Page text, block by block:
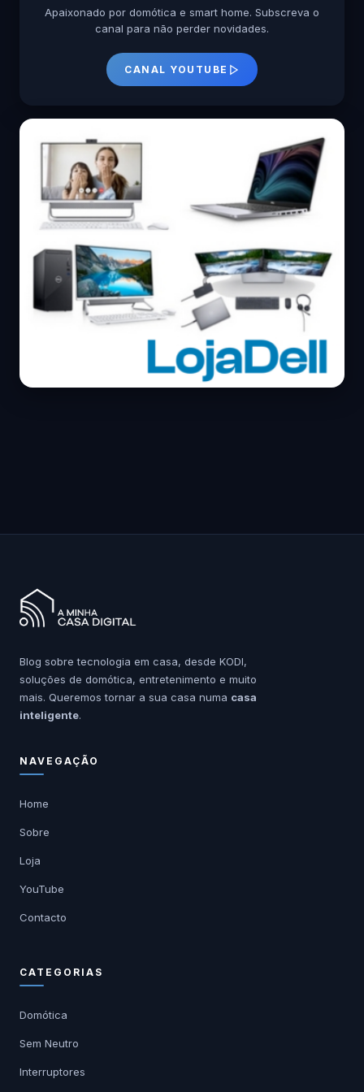
Apaixonado por domótica e smart home. Subscreva o
canal para não perder novidades.
CANAL YOUTUBE
Blog sobre tecnologia em casa, desde KODI,
soluções de domótica, entretenimento e muito
mais. Queremos tornar a sua casa numa casa
inteligente.
NAVEGAÇÃO
Home
Sobre
Loja
YouTube
Contacto
CATEGORIAS
Domótica
Sem Neutro
Interruptores